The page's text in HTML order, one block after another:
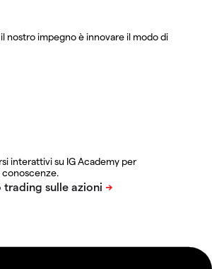
nostro impegno è innovare il modo di
interattivi su IG Academy per
conoscenze.